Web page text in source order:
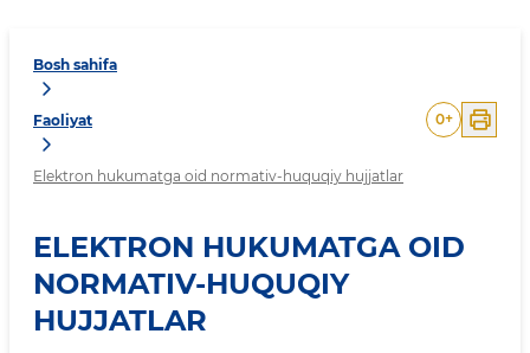
Bosh sahifa
Faoliyat
Elektron hukumatga oid normativ-huquqiy hujjatlar
0+
ELEKTRON HUKUMATGA OID
NORMATIV-HUQUQIY
HUJJATLAR